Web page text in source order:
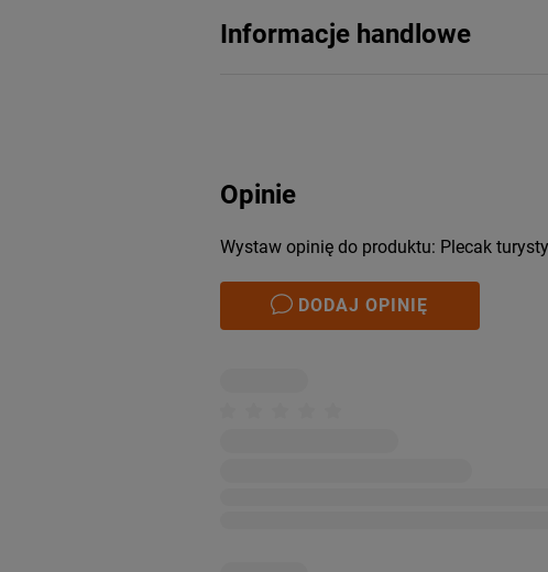
Informacje handlowe
Opinie
Wystaw opinię do produktu: Plecak
DODAJ OPINIĘ